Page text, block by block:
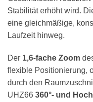
Stabilität erhöht wird.
eine gleichmäßige,
Laufzeit hinweg.
Der 1,6-fache Zoom
flexible Positionierung,
durch den
UHZ66 360°- und